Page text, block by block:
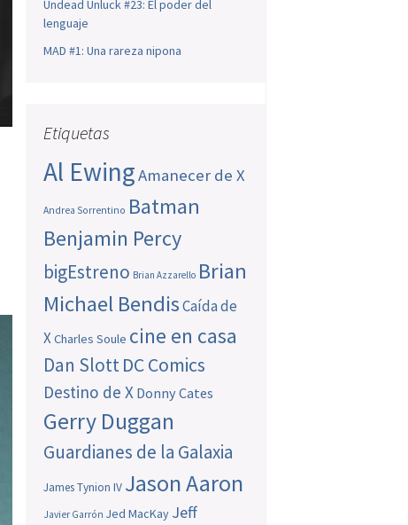
Undead Unluck #23: El poder del
lenguaje
MAD #1: Una rareza nipona
Etiquetas
Al EwingAmanecer de X
Andrea Sorrentino Batman
Benjamin Percy
bigEstreno Brian Azzarello Brian
Michael BendisCaída de
XCharles Soule cine en casa
Dan SlottDC Comics
Destino de X Donny Cates
Gerry Duggan
Guardianes de la Galaxia
James Tynion IV Jason Aaron
Javier Garrón Jed MacKay Jeff